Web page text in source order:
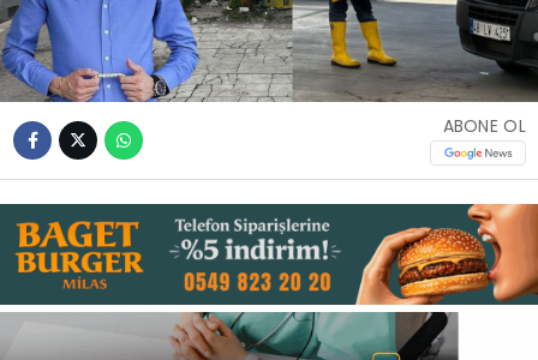
Instagram
Youtube
ABONE OL